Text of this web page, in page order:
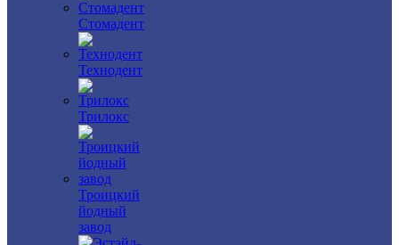
Стомадент
Технодент
Трилокс
Троицкий
йодный
завод